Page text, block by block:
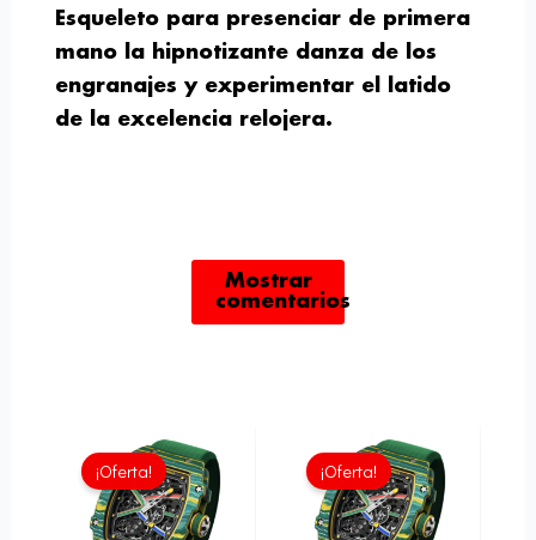
Esqueleto para presenciar de primera
mano la hipnotizante danza de los
engranajes y experimentar el latido
de la excelencia relojera.
Mostrar
comentarios
¡Oferta!
El
precio
original
era:
£1,806.00.
El
precio
actual
es:
£1,505.00.
¡Oferta!
El
precio
original
era:
£1,806.00.
El
precio
actual
es:
£1,505.00.